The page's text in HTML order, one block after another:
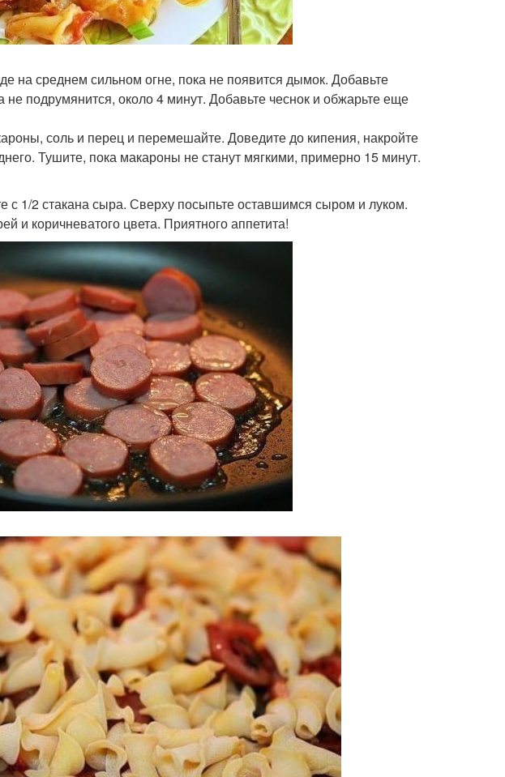
на среднем сильном огне, пока не появится дымок. Добавьте
не подрумянится, около 4 минут. Добавьте чеснок и обжарьте еще
соль и перец и перемешайте. Доведите до кипения, накройте
Тушите, пока макароны не станут мягкими, примерно 15 минут.
с 1/2 стакана сыра. Сверху посыпьте оставшимся сыром и луком.
и коричневатого цвета. Приятного аппетита!